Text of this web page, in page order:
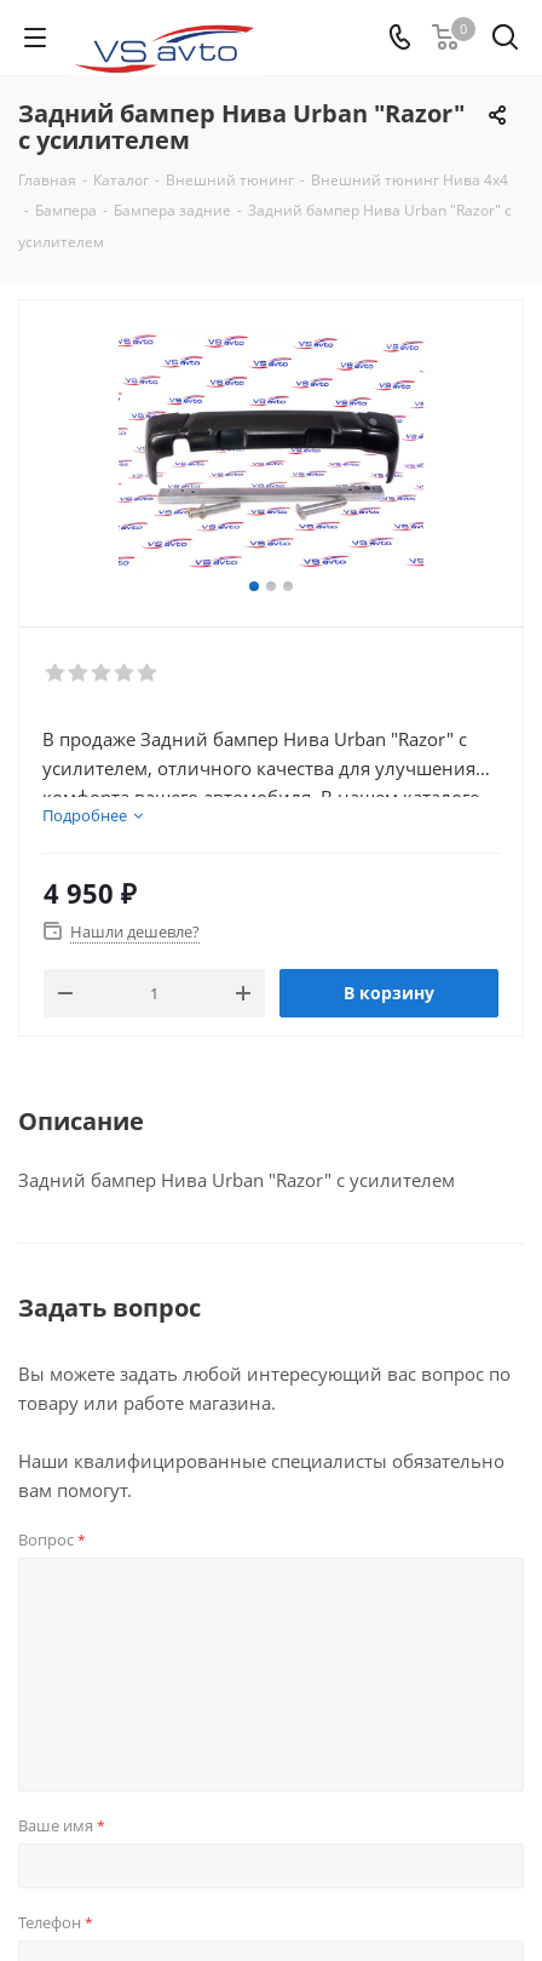
0
Задний бампер Нива Urban "Razor"
с усилителем
Главная - Каталог - Внешний тюнинг - Внешний тюнинг Нива 4х4
- Бампера - Бампера задние - Задний бампер Нива Urban "Razor" с
усилителем
В продаже Задний бампер Нива Urban "Razor" с
усилителем, отличного качества для улучшения
комфорта вашего автомобиля. В нашем каталоге
так же присутствует множество товаров для
Подробнее
4 950 ₽
Нашли дешевле?
В корзину
Описание
Задний бампер Нива Urban "Razor" с усилителем
Задать вопрос
Вы можете задать любой интересующий вас вопрос по
товару или работе магазина.
Наши квалифицированные специалисты обязательно
вам помогут.
Вопрос*
Ваше имя *
Телефон *